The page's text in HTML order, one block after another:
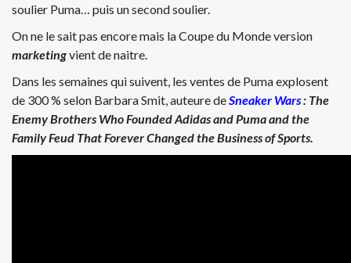
soulier Puma… puis un second soulier.
On ne le sait pas encore mais la Coupe du Monde version
marketingvient de naitre.
Dans les semaines qui suivent, les ventes de Puma explosent
de 300 % selon Barbara Smit, auteure deSneaker Wars: The
Enemy Brothers Who Founded Adidas and Puma and the
Family Feud That Forever Changed the Business of Sports.